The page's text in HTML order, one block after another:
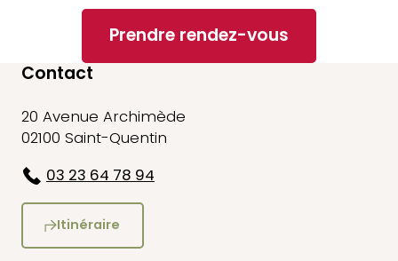
Prendre rendez-vous
Contact
20 Avenue Archimède
02100 Saint-Quentin
03 23 64 78 94
Itinéraire